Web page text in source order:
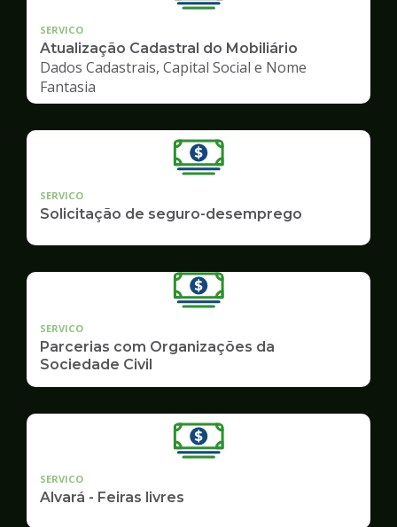
SERVICO
Atualização Cadastral do Mobiliário
Dados Cadastrais, Capital Social e Nome
Fantasia
SERVICO
Solicitação de seguro-desemprego
SERVICO
Parcerias com Organizações da
Sociedade Civil
SERVICO
Alvará - Feiras livres